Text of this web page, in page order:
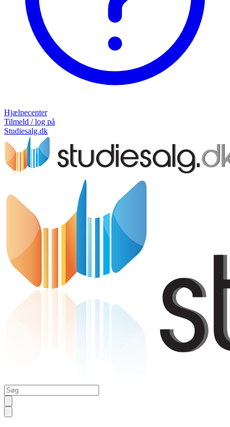
Hjælpecenter
Tilmeld / log på
Studiesalg.dk